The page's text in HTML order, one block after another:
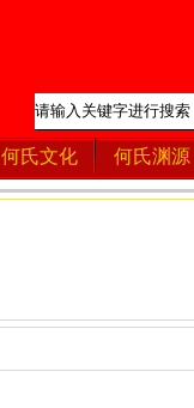
何氏文化 何氏渊源